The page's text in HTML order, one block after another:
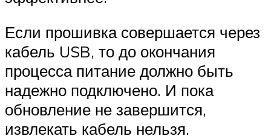
Если прошивка совершается через
кабель USB, то до окончания
процесса питание должно быть
надежно подключено. И пока
обновление не завершится,
извлекать кабель нельзя.